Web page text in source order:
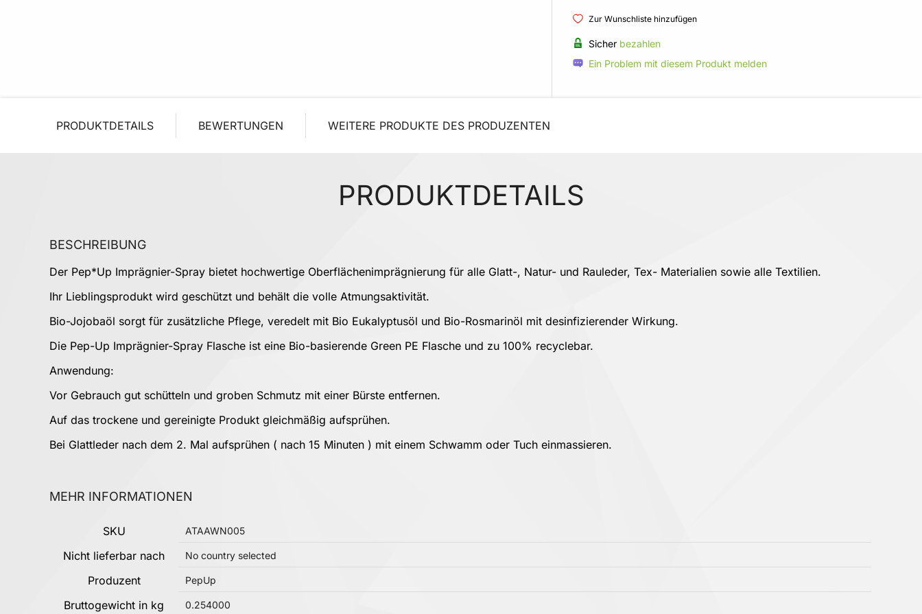
Zur Wunschliste hinzufügen
Sicher bezahlen
Ein Problem mit diesem Produkt melden
PRODUKTDETAILS BEWERTUNGEN WEITERE PRODUKTE DES PRODUZENTEN
PRODUKTDETAILS
BESCHREIBUNG
Der Pep*Up Imprägnier-Spray bietet hochwertige Oberflächenimprägnierung für alle Glatt-, Natur- und Rauleder, Tex- Materialien sowie alle Textilien.
Ihr Lieblingsprodukt wird geschützt und behält die volle Atmungsaktivität.
Bio-Jojobaöl sorgt für zusätzliche Pflege, veredelt mit Bio Eukalyptusöl und Bio-Rosmarinöl mit desinfizierender Wirkung.
Die Pep-Up Imprägnier-Spray Flasche ist eine Bio-basierende Green PE Flasche und zu 100% recyclebar.
Anwendung:
Vor Gebrauch gut schütteln und groben Schmutz mit einer Bürste entfernen.
Auf das trockene und gereinigte Produkt gleichmäßig aufsprühen.
Bei Glattleder nach dem 2. Mal aufsprühen ( nach 15 Minuten ) mit einem Schwamm oder Tuch einmassieren.
MEHR INFORMATIONEN
Mehr Informationen
SKU ATAAWN005
Nicht lieferbar nach No country selected
Produzent PepUp
Bruttogewicht in kg 0.254000